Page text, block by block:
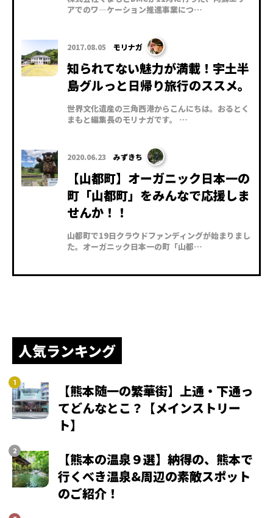
アでのワ―ケーション推進事業につ…
2017.08.05 モリナガ
知られてない魅力が満載！宇土半
島グルっと日帰り旅行のススメ。
世界文化遺産の三角西港からこんにちは。おるとく
まもと編集長のモリナガです。 …
2020.06.23 みずきち
【山都町】オーガニック日本一の
町「山都町」をみんなで応援しま
せんか！！
山都町で19日クラウドファンディングが始まりまし
た。オーガニック日本一の町「山都…
人気ランキング
【熊本随一の繁華街】上通・下通っ
てどんなとこ？【メインストリー
ト】
【熊本の温泉９選】納得の、熊本で
行くべき温泉&周辺の素敵スポット
のご紹介！